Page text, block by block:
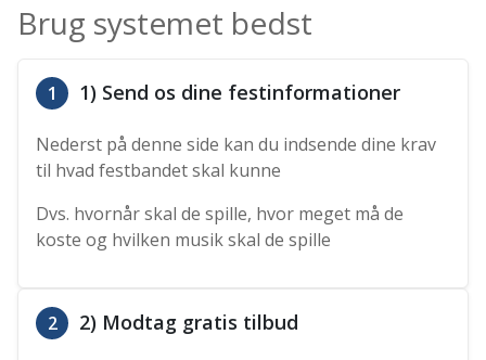
Brug systemet bedst
1 1) Send os dine festinformationer
Nederst på denne side kan du indsende dine krav
til hvad festbandet skal kunne
Dvs. hvornår skal de spille, hvor meget må de
koste og hvilken musik skal de spille
2 2) Modtag gratis tilbud